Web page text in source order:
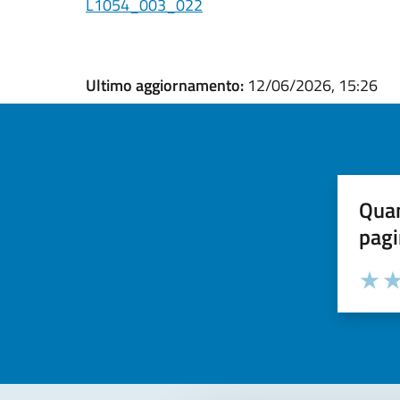
L1054_003_022
Ultimo aggiornamento: 12/06/2026, 15:26
Valuta